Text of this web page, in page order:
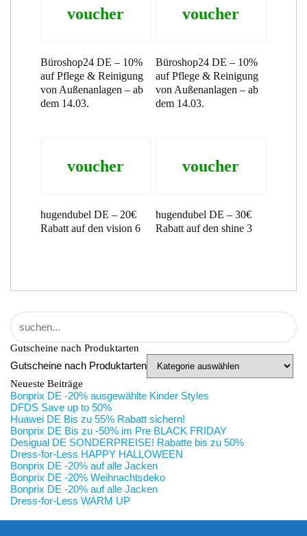
voucher
Büroshop24 DE – 10%
auf Pflege & Reinigung
von Außenanlagen – ab
dem 14.03.
voucher
Büroshop24 DE – 10%
auf Pflege & Reinigung
von Außenanlagen – ab
dem 14.03.
voucher
hugendubel DE – 20€
Rabatt auf den vision 6
voucher
hugendubel DE – 30€
Rabatt auf den shine 3
Gutscheine nach Produktarten
Gutscheine nach Produktarten
Neueste Beiträge
Bonprix DE -20% ausgewählte Kinder Styles
DFDS Save up to 50%
Huawei DE Bis zu 55% Rabatt sichern!
Bonprix DE Bis zu -50% im Pre BLACK FRIDAY
Desigual DE SONDERPREISE! Rabatte bis zu 50%
Dress-for-Less HAPPY HALLOWEEN
Bonprix DE -20% auf alle Jacken
Bonprix DE -20% Weihnachtsdeko
Bonprix DE -20% auf alle Jacken
Dress-for-Less WARM UP